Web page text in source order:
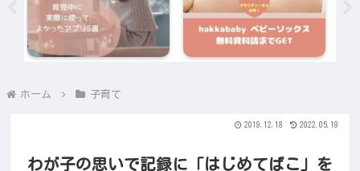
ホーム 子育て
わが子の思いで記録に「はじめてばこ」を
2019.12.18 2022.05.19